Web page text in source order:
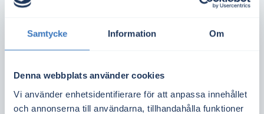
Samtycke Information Om
Denna webbplats använder cookies
Vi använder enhetsidentifierare för att anpassa innehållet
och annonserna till användarna, tillhandahålla funktioner
priser, bindningstider och avgifter.
För dig som har elvärme i villa, eller driver
företag med hög elförbrukning, kan rätt elavtal
för bostadsrättsföreningar med gemensam
elanläggning eller elbilsladdning i Botkyrka.